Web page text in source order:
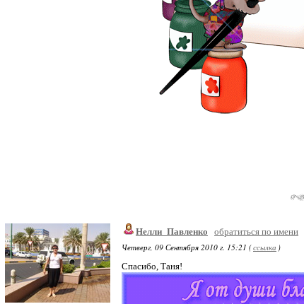
Нелли_Павленко
обратиться по имени
Четверг, 09 Сентября 2010 г. 15:21 (ссылка )
Спасибо, Таня!